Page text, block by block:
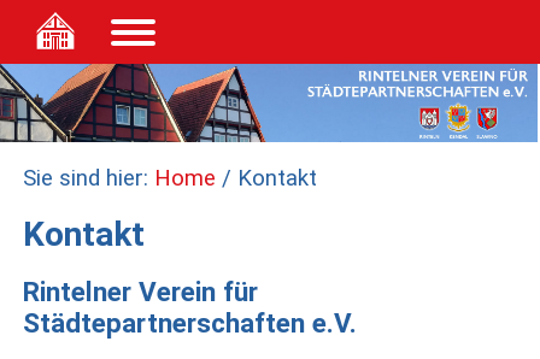
Sie sind hier: Home / Kontakt
Kontakt
Rintelner Verein für
Städtepartnerschaften e.V.